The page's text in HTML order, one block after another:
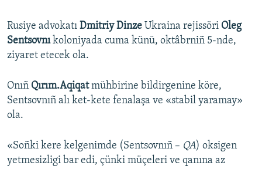
RFE/RS bütün saytları
Rusiye advokatı Dmitriy Dinze Ukraina rejissöri Oleg
Sentsovnıkoloniyada cuma künü, oktâbrniñ 5-nde,
ziyaret etecek ola.
Onıñ Qırım.Aqiqatmühbirine bildirgenine köre,
Sentsovnıñ alı ket-kete fenalaşa ve «stabil yaramay»
ola.
«Soñki kere kelgenimde (Sentsovnıñ – QA) oksigen
yetmesizligi bar edi, çünki müçeleri ve qanına az